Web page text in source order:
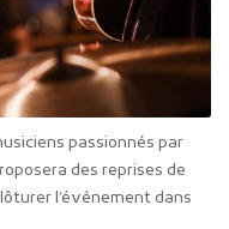
passionnés par
des reprises de
l’événement dans